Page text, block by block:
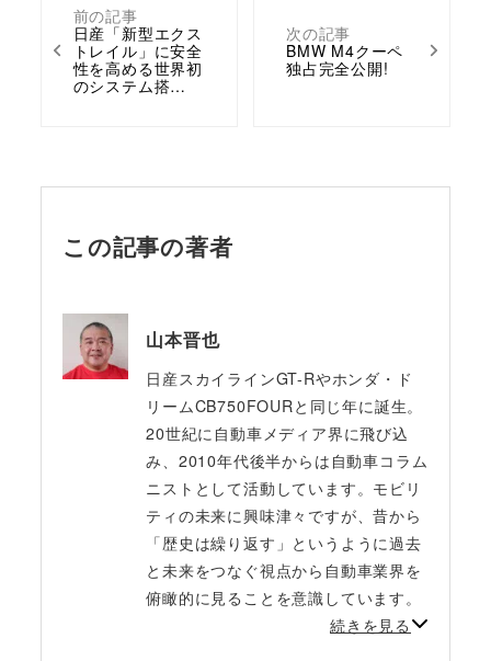
前の記事
日産「新型エクス
トレイル」に安全
性を高める世界初
のシステム搭…
次の記事
BMW M4クーペ
独占完全公開!
この記事の著者
山本晋也
日産スカイラインGT-Rやホンダ・ド
リームCB750FOURと同じ年に誕生。
20世紀に自動車メディア界に飛び込
み、2010年代後半からは自動車コラム
ニストとして活動しています。モビリ
ティの未来に興味津々ですが、昔から
「歴史は繰り返す」というように過去
と未来をつなぐ視点から自動車業界を
俯瞰的に見ることを意識しています。
続きを見る